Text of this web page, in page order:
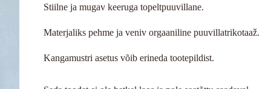
Stiilne ja mugav keeruga topeltpuuvillane.
Materjaliks pehme ja veniv orgaaniline puuvillatrikotaaž.
Kangamustri asetus võib erineda tootepildist.